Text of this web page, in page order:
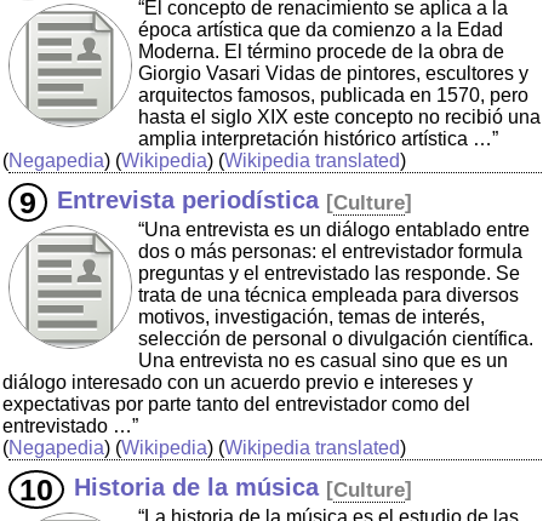
“El concepto de renacimiento se aplica a la
época artística que da comienzo a la Edad
Moderna. El término procede de la obra de
Giorgio Vasari Vidas de pintores, escultores y
arquitectos famosos, publicada en 1570, pero
hasta el siglo XIX este concepto no recibió una
amplia interpretación histórico artística …”
(Negapedia) (Wikipedia) (Wikipedia translated)
Entrevista periodística [Culture]
“Una entrevista es un diálogo entablado entre
dos o más personas: el entrevistador formula
preguntas y el entrevistado las responde. Se
trata de una técnica empleada para diversos
motivos, investigación, temas de interés,
selección de personal o divulgación científica.
Una entrevista no es casual sino que es un
diálogo interesado con un acuerdo previo e intereses y
expectativas por parte tanto del entrevistador como del
entrevistado …”
(Negapedia) (Wikipedia) (Wikipedia translated)
Historia de la música [Culture]